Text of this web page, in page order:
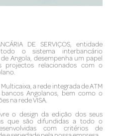
DE SERVIÇOS, entidade
o sistema interbancário
Angola, desempenha um papel
projectos relacionados com o
a rede integrada de ATM
Angolanos, bem como o
na rede VISA.
o design da edição dos seus
que são difundidas a todo o
com critérios de